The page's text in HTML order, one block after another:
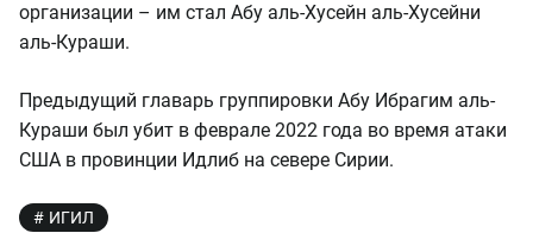
организации – им стал Абу аль-Хусейн аль-Хусейни
аль-Кураши.
Предыдущий главарь группировки Абу Ибрагим аль-
Кураши был убит в феврале 2022 года во время атаки
США в провинции Идлиб на севере Сирии.
ИГИЛ